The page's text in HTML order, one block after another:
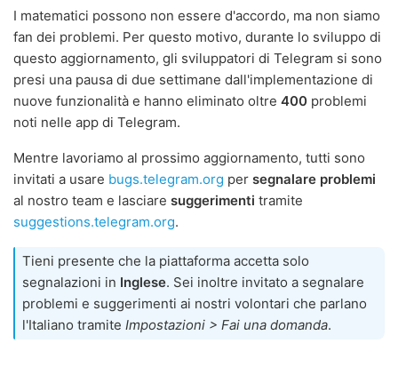
I matematici possono non essere d'accordo, ma non siamo
fan dei problemi. Per questo motivo, durante lo sviluppo di
questo aggiornamento, gli sviluppatori di Telegram si sono
presi una pausa di due settimane dall'implementazione di
nuove funzionalità e hanno eliminato oltre 400 problemi
noti nelle app di Telegram.
Mentre lavoriamo al prossimo aggiornamento, tutti sono
invitati a usare bugs.telegram.org per segnalare problemi
al nostro team e lasciare suggerimenti tramite
suggestions.telegram.org.
Tieni presente che la piattaforma accetta solo
segnalazioni in Inglese. Sei inoltre invitato a segnalare
problemi e suggerimenti ai nostri volontari che parlano
l'Italiano tramite Impostazioni > Fai una domanda.